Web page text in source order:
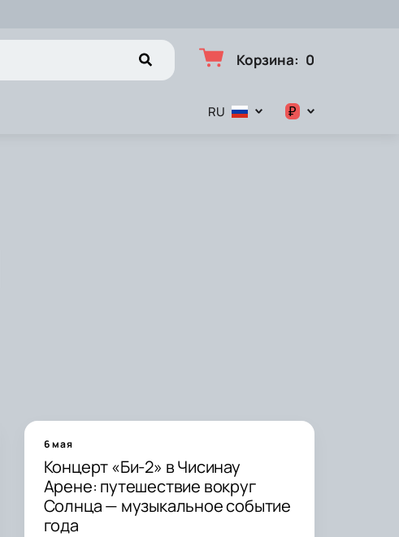
Корзина: 0
RU ₽
6 мая
Концерт «Би-2» в Чисинау
Арене: путешествие вокруг
Солнца — музыкальное событие
года